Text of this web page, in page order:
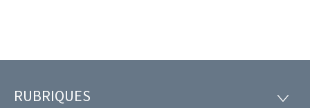
Pied
RUBRIQUES